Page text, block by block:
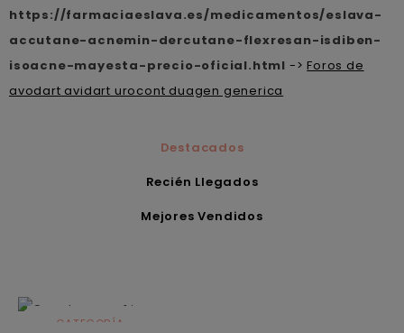
https://farmaciaeslava.es/medicamentos/eslava-
accutane-acnemin-dercutane-flexresan-isdiben-
isoacne-mayesta-precio-oficial.html ->Foros de
avodart avidart urocont duagen generica
Destacados
Recién Llegados
Mejores Vendidos
CATEGORÍA